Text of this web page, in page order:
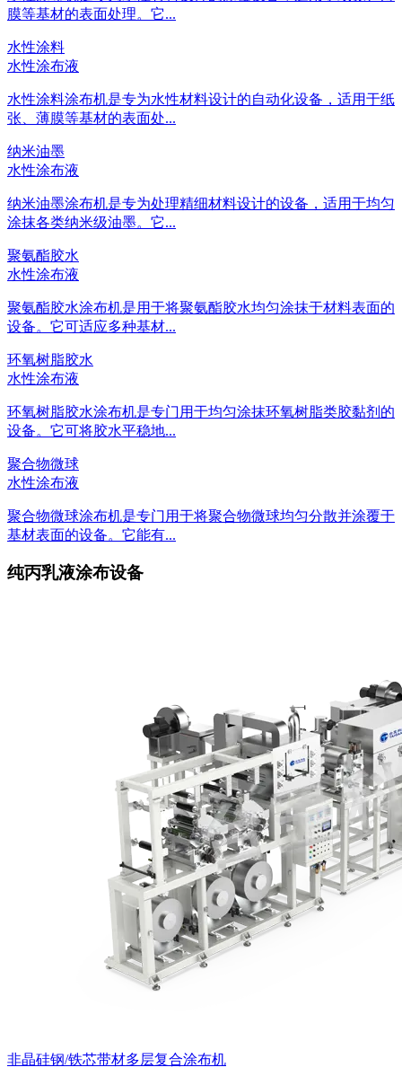
膜等基材的表面处理。它...
水性涂料
水性涂布液
水性涂料涂布机是专为水性材料设计的自动化设备，适用于纸
张、薄膜等基材的表面处...
纳米油墨
水性涂布液
纳米油墨涂布机是专为处理精细材料设计的设备，适用于均匀
涂抹各类纳米级油墨。它...
聚氨酯胶水
水性涂布液
聚氨酯胶水涂布机是用于将聚氨酯胶水均匀涂抹于材料表面的
设备。它可适应多种基材...
环氧树脂胶水
水性涂布液
环氧树脂胶水涂布机是专门用于均匀涂抹环氧树脂类胶黏剂的
设备。它可将胶水平稳地...
聚合物微球
水性涂布液
聚合物微球涂布机是专门用于将聚合物微球均匀分散并涂覆于
基材表面的设备。它能有...
纯丙乳液涂布设备
非晶硅钢/铁芯带材多层复合涂布机